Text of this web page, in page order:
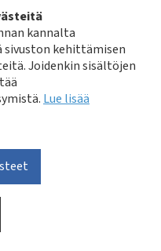
kannalta
kehittämisen
Joidenkin sisältöjen
Lue lisää
kraven i
av hög kvalitet hör
vilket även
Att planera och
är också en
har varit en
av deras